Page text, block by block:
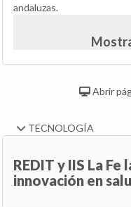
andaluzas.
Abrir
TECNOLOGÍA
REDIT y IIS La
innovación en